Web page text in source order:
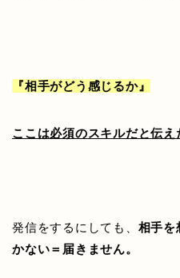
『相手がどう感じるか』
ここは必須のスキルだと伝え
発信をするにしても、 相手を
かない＝届きません。